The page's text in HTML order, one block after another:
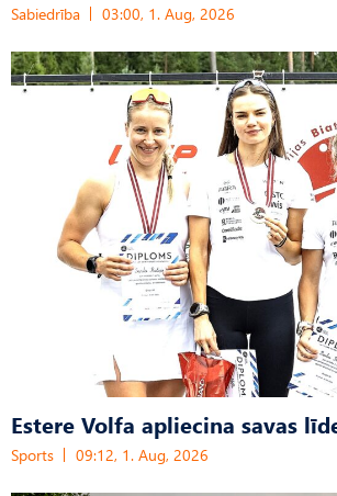
Sabiedrība 03:00, 1. Aug, 2026
Estere Volfa apliecina savas
Sports 09:12, 1. Aug, 2026